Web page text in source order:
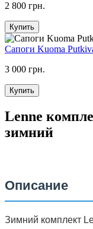
2 800 грн.
Купить
Сапоги Kuoma
3 000 грн.
Купить
Lenne
зимний
Описание
Зимний комплект